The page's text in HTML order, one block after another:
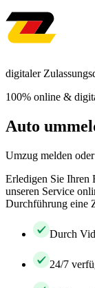
digitaler
100% online &
Auto
Umzug melden
Erledigen Sie Ihren
unseren Service
Durchführung eine
Durch
24/7